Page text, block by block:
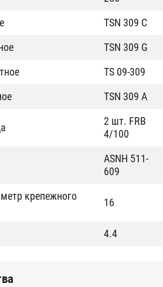
TSN 309 C
TSN 309 G
TS 09-309
TSN 309 A
2 шт. FRB
4/100
ASNH 511-
609
крепежного
16
4.4